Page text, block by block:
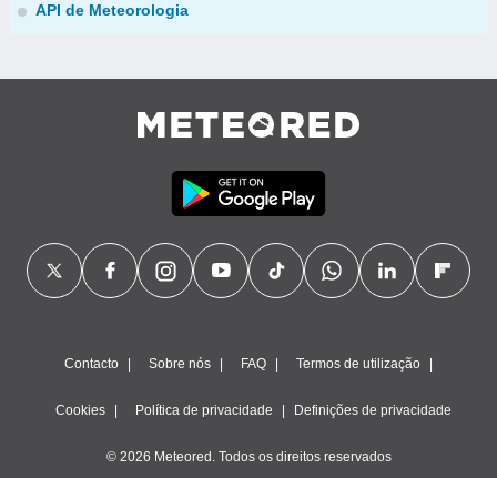
API de Meteorologia
Contacto Sobre nós FAQ Termos de utilização
Cookies Política de privacidade Definições de privacidade
© 2026 Meteored. Todos os direitos reservados